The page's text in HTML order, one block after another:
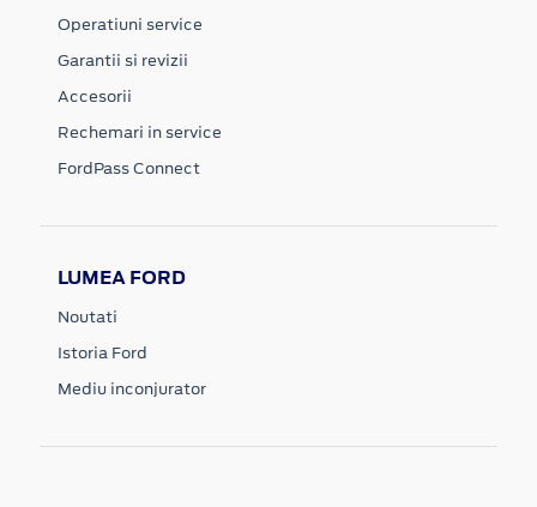
Operatiuni service
Garantii si revizii
Accesorii
Rechemari in service
FordPass Connect
LUMEA FORD
Noutati
Istoria Ford
Mediu inconjurator